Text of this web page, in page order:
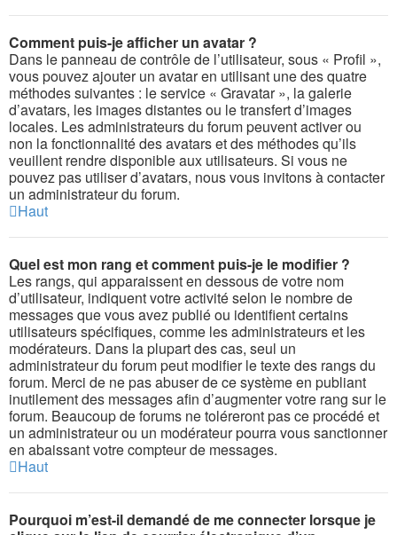
Comment puis-je afficher un avatar ?
Dans le panneau de contrôle de l’utilisateur, sous « Profil »,
vous pouvez ajouter un avatar en utilisant une des quatre
méthodes suivantes : le service « Gravatar », la galerie
d’avatars, les images distantes ou le transfert d’images
locales. Les administrateurs du forum peuvent activer ou
non la fonctionnalité des avatars et des méthodes qu’ils
veuillent rendre disponible aux utilisateurs. Si vous ne
pouvez pas utiliser d’avatars, nous vous invitons à contacter
un administrateur du forum.
Haut
Quel est mon rang et comment puis-je le modifier ?
Les rangs, qui apparaissent en dessous de votre nom
d’utilisateur, indiquent votre activité selon le nombre de
messages que vous avez publié ou identifient certains
utilisateurs spécifiques, comme les administrateurs et les
modérateurs. Dans la plupart des cas, seul un
administrateur du forum peut modifier le texte des rangs du
forum. Merci de ne pas abuser de ce système en publiant
inutilement des messages afin d’augmenter votre rang sur le
forum. Beaucoup de forums ne toléreront pas ce procédé et
un administrateur ou un modérateur pourra vous sanctionner
en abaissant votre compteur de messages.
Haut
Pourquoi m’est-il demandé de me connecter lorsque je